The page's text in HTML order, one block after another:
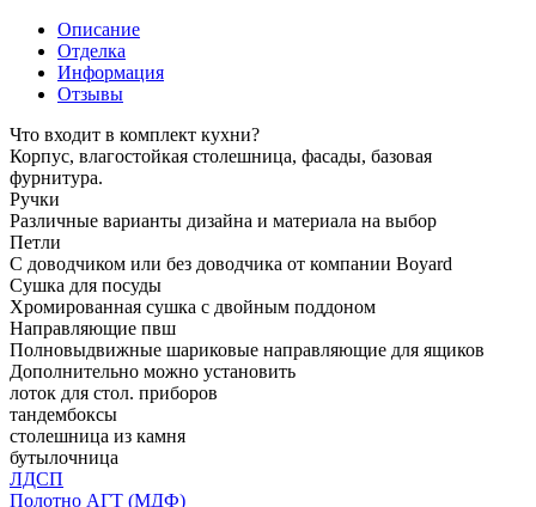
Описание
Отделка
Информация
Отзывы
Что входит в комплект кухни?
Корпус, влагостойкая столешница, фасады, базовая
фурнитура.
Ручки
Различные варианты дизайна и материала на выбор
Петли
С доводчиком или без доводчика от компании Boyard
Сушка для посуды
Хромированная сушка с двойным поддоном
Направляющие пвш
Полновыдвижные шариковые направляющие для ящиков
Дополнительно можно установить
лоток для стол. приборов
тандембоксы
столешница из камня
бутылочница
ЛДСП
Полотно АГТ (МДФ)